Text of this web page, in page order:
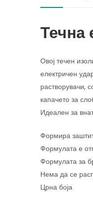
Течна
Овој течен
електричен
растворувачи,
капачето за
Идеален за
Формира
Формулата е
Формулата за
Нема да се
Црна боја